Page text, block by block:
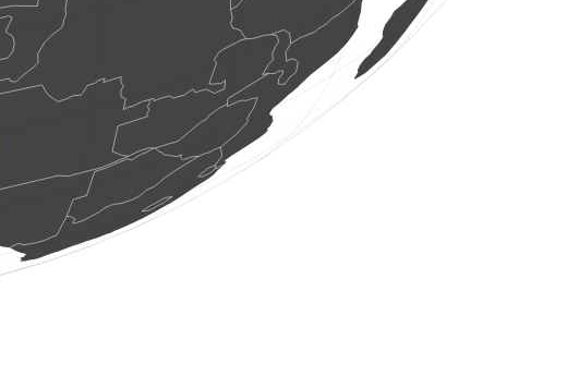
(8 ag. 2026 18:27:33)
www.faune-france.org
1 au (8 ag. 2026 18:27:33)
www.faune-france.org
1 au (8 ag. 2026 18:27:33)
www.faune-france.org
(8 ag. 2026 18:27:33)
www.faune-france.org
10 aus (8 ag. 2026 18:27:33)
www.faune-france.org